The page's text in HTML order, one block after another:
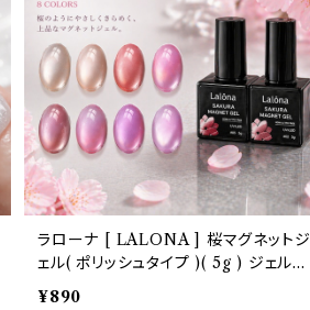
ラローナ [ LALONA ] 桜マグネットジ
ェル( ポリッシュタイプ )( 5g ) ジェルネ
イル/ネイル/セルフネイル/マグジェル/韓
¥890